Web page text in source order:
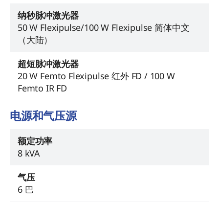
纳秒脉冲激光器
50 W Flexipulse/100 W Flexipulse 简体中文
（大陆）
超短脉冲激光器
20 W Femto Flexipulse 红外 FD / 100 W
Femto IR FD
电源和气压源
额定功率
8 kVA
气压
6 巴